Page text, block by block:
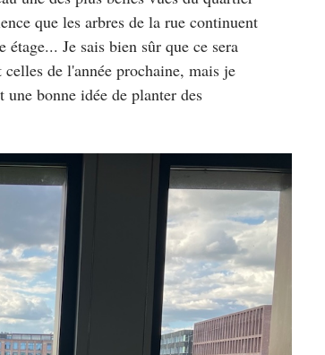
que les arbres de la rue continuent
Je sais bien sûr que ce sera
de l'année prochaine, mais je
bonne idée de planter des